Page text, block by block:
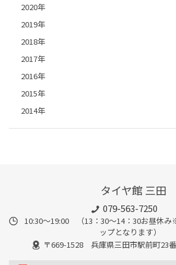
2020年
2019年
2018年
2017年
2016年
2015年
2014年
タイヤ館 三田
079-563-7250
10:30～19:00 （13：30～14：30お昼休み
ップとなります）
〒669-1528 兵庫県三田市駅前町23